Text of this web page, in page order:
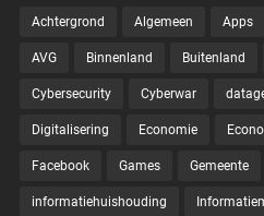
Achtergrond Algemeen Apps
AVG Binnenland Buitenland
Cybersecurity Cyberwar
Digitalisering Economie
Facebook Games Gemeente
informatiehuishouding